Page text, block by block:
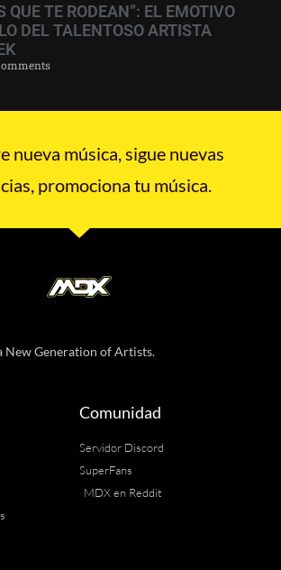
QUE TE RODEAN”: EL EMOTIVO
DEL TALENTOSO ARTISTA
nueva música, sigue nuevas
promociona tu música.
New Generation of Artists.
Comunidad
Servidor Discord
SuperFans
MDX en Reddit